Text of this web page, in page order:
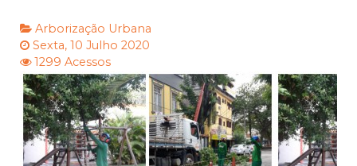
Arborização Urbana
Sexta, 10 Julho 2020
1299 Acessos